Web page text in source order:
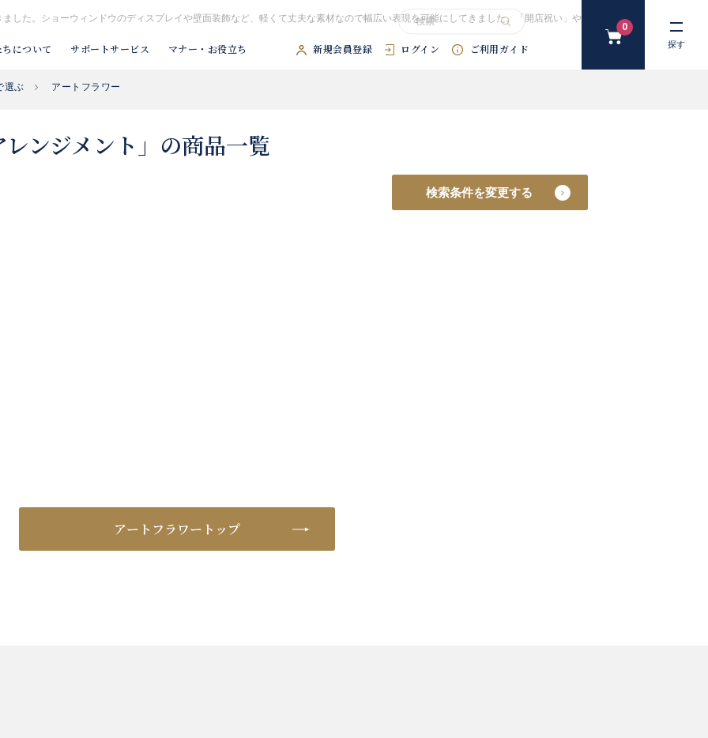
した。ショーウィンドウのディスプレイや壁面装飾など、軽くて丈夫な素材なので幅広い表現を可能にしてきました。「開店祝い」や「開院祝い」などにおすす
について サポートサービス マナー・お役立ち 新規会員登録 ログイン ご利用ガイド
カ
0
探す
#胡蝶蘭 #スタンド花
選ぶ アートフラワー
レンジメント」の商品一覧
検索条件を変更する
アートフラワートップ